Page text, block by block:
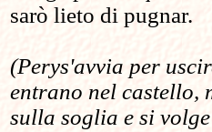
sarò lieto di pugnar.
(Perys'avvia per
entrano nel castello,
sulla soglia e si